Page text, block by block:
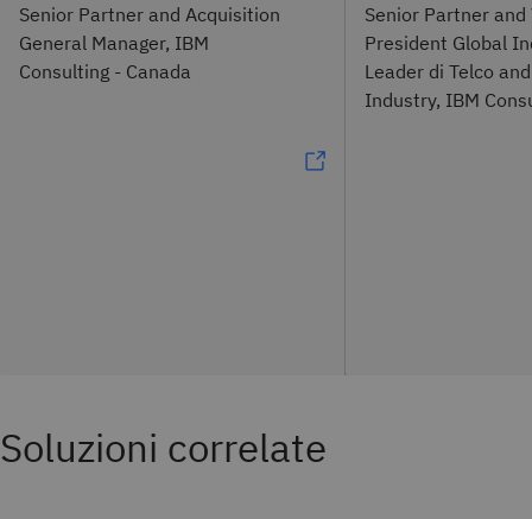
Senior Partner and Acquisition
General Manager, IBM
Consulting - Canada
Senior Partner and
President Global
Leader di Telco
Industry, IBM
Soluzioni correlate